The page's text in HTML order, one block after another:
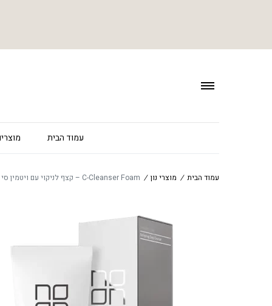
עמוד הבית
עמוד הבית / מוצרי נון / C-Cleanser Foam – קצף לניקוי עם ויטמין סי